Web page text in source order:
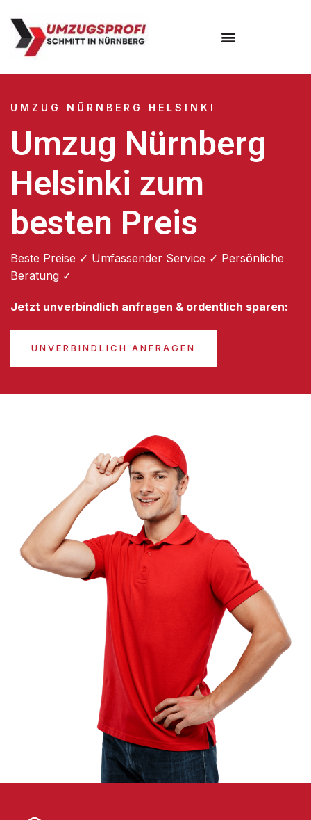
UMZUG NÜRNBERG HELSINKI
Umzug Nürnberg
Helsinki zum
besten Preis
Beste Preise ✓ Umfassender Service ✓ Persönliche
Beratung ✓
Jetzt unverbindlich anfragen & ordentlich sparen:
UNVERBINDLICH ANFRAGEN